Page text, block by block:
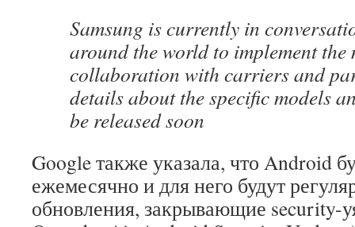
Samsung is currently in
around the world to implement the
collaboration with carriers and
details about the specific models
be released soon
Google также указала, что Android
ежемесячно и для него будут
обновления, закрывающие security-